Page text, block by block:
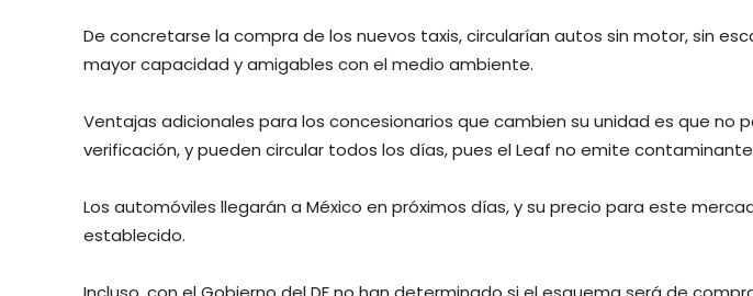
De concretarse la compra de los nuevos taxis, circularían autos sin motor, sin
mayor capacidad y amigables con el medio ambiente.
Ventajas adicionales para los concesionarios que cambien su unidad es que no
verificación, y pueden circular todos los días, pues el Leaf no emite
Los automóviles llegarán a México en próximos días, y su precio para este
establecido.